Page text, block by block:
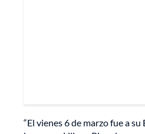
“El vienes 6 de marzo fue a